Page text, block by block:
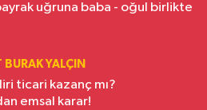
uğruna baba - oğul birlikte
YALÇIN
ticari kazanç mı?
emsal karar!